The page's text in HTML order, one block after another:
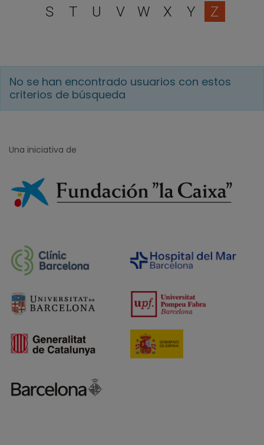
S
T U V W X Y Z
No se han encontrado usuarios con estos
criterios de búsqueda
Una iniciativa de